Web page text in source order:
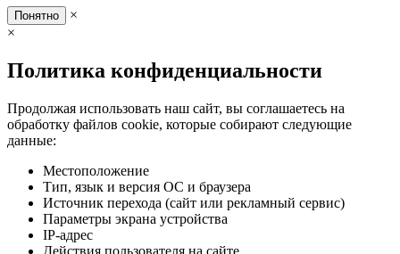
Понятно
×
×
Политика конфиденциальности
Продолжая использовать наш сайт, вы соглашаетесь на
обработку файлов cookie, которые собирают следующие
данные:
Местоположение
Тип, язык и версия ОС и браузера
Источник перехода (сайт или рекламный сервис)
Параметры экрана устройства
IP-адрес
Действия пользователя на сайте